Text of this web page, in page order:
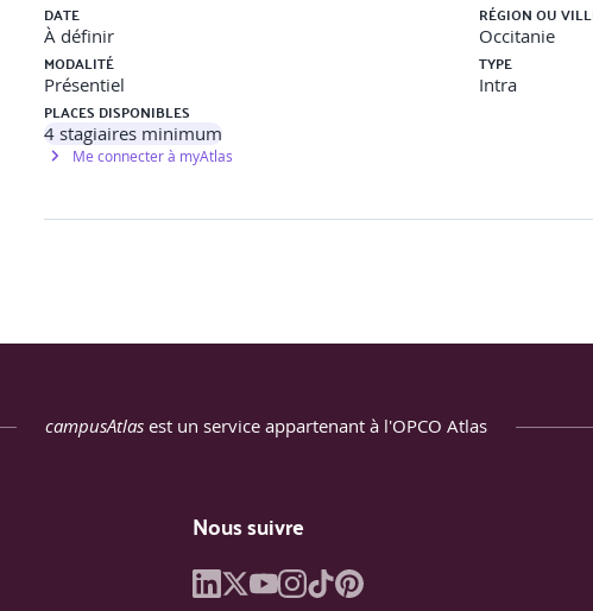
de marque
DATE
À définir
RÉGION OU
Occitanie
MODALITÉ
Présentiel
TYPE
Intra
PLACES DISPONIBLES
4stagiaires minimum
Me connecter à myAtlas
campusAtlas est un service appartenant à l'OPCO Atlas
Nous suivre